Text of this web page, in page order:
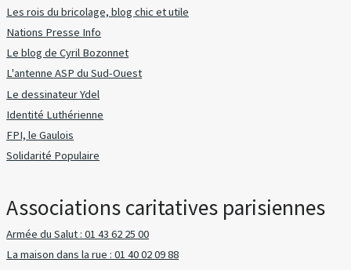
Les rois du bricolage, blog chic et utile
Nations Presse Info
Le blog de Cyril Bozonnet
L'antenne ASP du Sud-Ouest
Le dessinateur Ydel
Identité Luthérienne
FPI, le Gaulois
Solidarité Populaire
Associations caritatives parisiennes
Armée du Salut : 01 43 62 25 00
La maison dans la rue : 01 40 02 09 88